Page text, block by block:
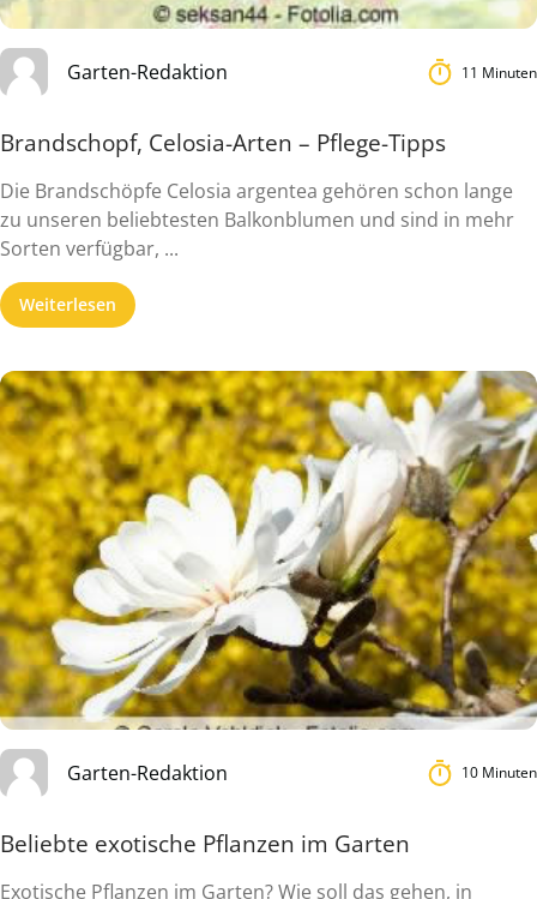
Garten-Redaktion 11 Minuten
Brandschopf, Celosia-Arten – Pflege-Tipps
Die Brandschöpfe Celosia argentea gehören schon lange
zu unseren beliebtesten Balkonblumen und sind in mehr
Sorten verfügbar, ...
Weiterlesen
Garten-Redaktion 10 Minuten
Beliebte exotische Pflanzen im Garten
Exotische Pflanzen im Garten? Wie soll das gehen, in